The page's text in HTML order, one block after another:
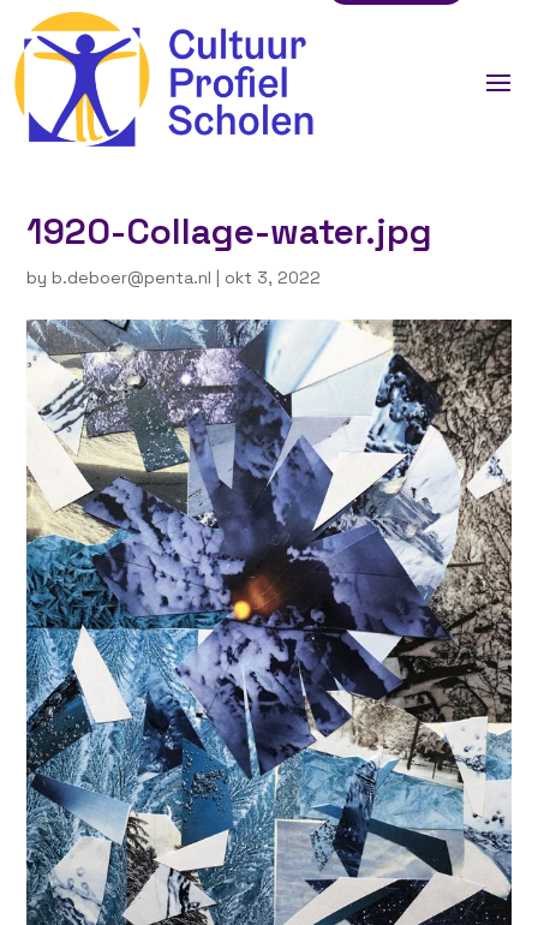
1920-Collage-water.jpg
by b.deboer@penta.nl | okt 3, 2022